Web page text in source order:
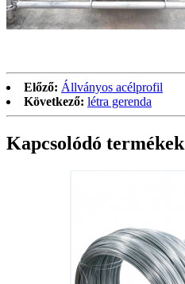
Előző: Állványos acélprofil
Következő: létra gerenda
Kapcsolódó termékek